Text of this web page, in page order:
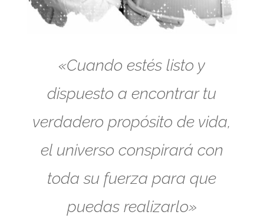
«Cuando estés listo y
dispuesto a encontrar tu
verdadero propósito de vida,
el universo conspirará con
toda su fuerza para que
puedas realizarlo»